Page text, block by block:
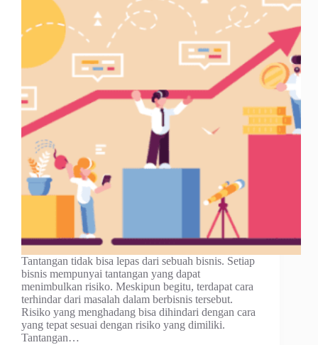
Tantangan tidak bisa lepas dari sebuah bisnis. Setiap
bisnis mempunyai tantangan yang dapat
menimbulkan risiko. Meskipun begitu, terdapat cara
terhindar dari masalah dalam berbisnis tersebut.
Risiko yang menghadang bisa dihindari dengan cara
yang tepat sesuai dengan risiko yang dimiliki.
Tantangan…